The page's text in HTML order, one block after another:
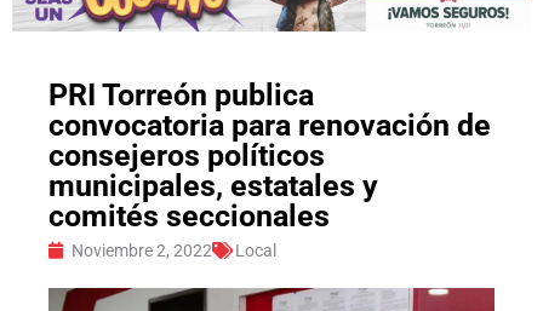
PRI Torreón publica
convocatoria para renovación de
consejeros políticos
municipales, estatales y
comités seccionales
Noviembre 2, 2022 Local